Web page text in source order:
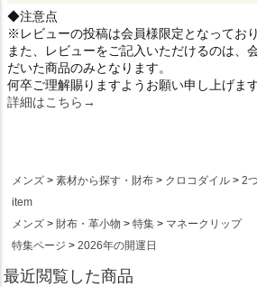
◆注意点
※レビューの投稿は会員様限定となっており
また、レビューをご記入いただけるのは、
だいた商品のみとなります。
何卒ご理解賜りますようお願い申し上げま
詳細はこちら→
メンズ 素材から探す・財布 クロコダイル
2
item
メンズ
財布・革小物 特集
マネークリップ
特集ページ
2026年の開運日
最近閲覧した商品